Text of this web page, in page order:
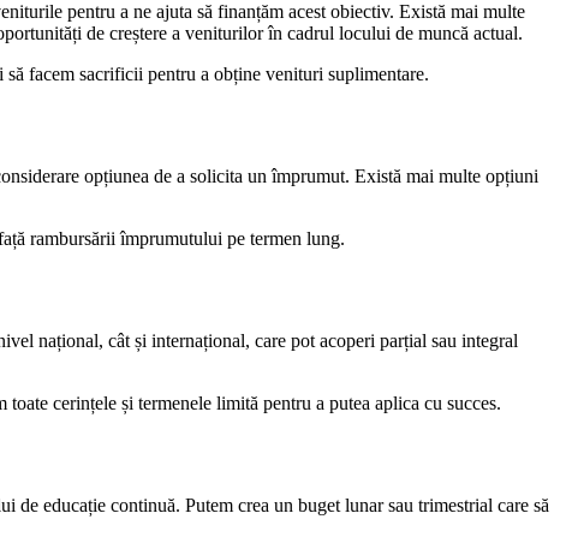
pentru a ne ajuta să finanțăm acest obiectiv. Există mai multe
de creștere a veniturilor în cadrul locului de muncă actual.
facem sacrificii pentru a obține venituri suplimentare.
opțiunea de a solicita un împrumut. Există mai multe opțiuni
rambursării împrumutului pe termen lung.
național, cât și internațional, care pot acoperi parțial sau integral
cerințele și termenele limită pentru a putea aplica cu succes.
de educație continuă. Putem crea un buget lunar sau trimestrial care să